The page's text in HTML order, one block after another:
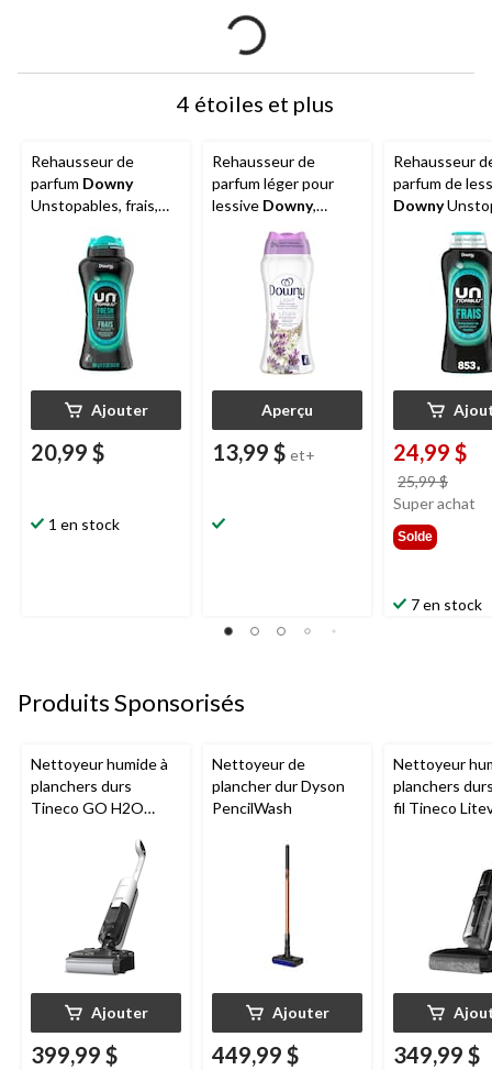
4 étoiles et plus
Rehausseur de
parfum Downy
Unstopables, frais,
Ajouter
20,99 $
1 en stock
Rehausseur de
parfum léger pour
lessive Downy,
parfums assortis, 422
Aperçu
13,99 $ et+
Rehausseur
parfum de
Downy
frais, perles,
24,99 $
25,99 $
était
Super achat
Solde
7 en stock
Produits Sponsorisés
Nettoyeur humide à
planchers durs
Tineco GO H2O
Ajouter
399,99 $
Nettoyeur de
plancher dur Dyson
PencilWash
Ajouter
449,99 $
Nettoyeur
planchers
fil Tineco
349,99 $